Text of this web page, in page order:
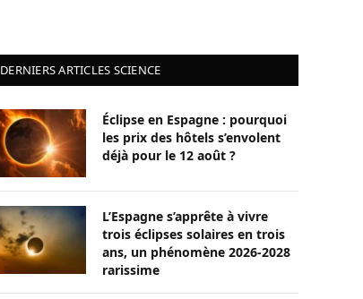
DERNIERS ARTICLES SCIENCE
Éclipse en Espagne : pourquoi
les prix des hôtels s’envolent
déjà pour le 12 août ?
L’Espagne s’apprête à vivre
trois éclipses solaires en trois
ans, un phénomène 2026-2028
rarissime